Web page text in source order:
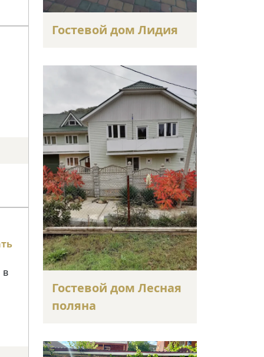
в
Гостевой дом Лидия
Гостевой дом Лесная
поляна